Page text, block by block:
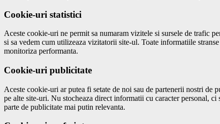
Cookie-uri statistici
Aceste cookie-uri ne permit sa numaram vizitele si sursele de trafic
si sa vedem cum utilizeaza vizitatorii site-ul. Toate informatiile
monitoriza performanta.
Cookie-uri publicitate
Aceste cookie-uri ar putea fi setate de noi sau de partenerii nostri de
pe alte site-uri. Nu stocheaza direct informatii cu caracter personal,
parte de publicitate mai putin relevanta.